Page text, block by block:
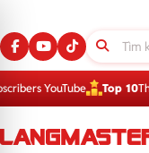
YouTube Top 10